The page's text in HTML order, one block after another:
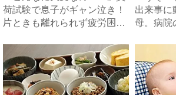
荷試験で息子がギャン泣き！
片ときも離れられず疲労困ぱ
出来事に
母。病院